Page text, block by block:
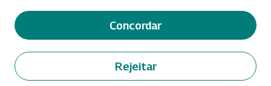
(61) 2020-3397
liia@enap.gov.br
Concordar
Rejeitar